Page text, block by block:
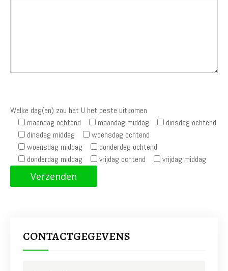
Welke dag(en) zou het U het beste uitkomen
maandag ochtend
maandag middag
dinsdag ochtend
dinsdag middag
woensdag ochtend
woensdag middag
donderdag ochtend
donderdag middag
vrijdag ochtend vrijdag middag
CONTACTGEGEVENS